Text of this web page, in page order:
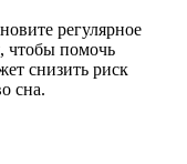
регулярное
чтобы помочь
снизить риск
сна.